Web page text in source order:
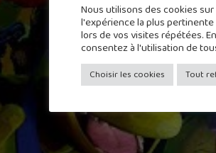
Nous utilisons des cookies
l'expérience la plus
lors de vos visites répétées.
consentez à l'utilisation de
Choisir les cookies Tout